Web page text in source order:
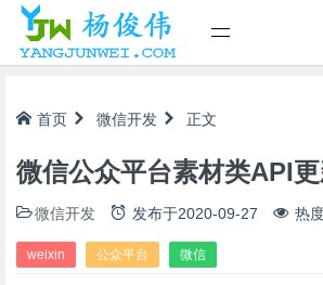
首页 微信开发 正文
微信公众平台素材类API
微信开发 发布于2020-09-27 热
weixin 公众平台 微信